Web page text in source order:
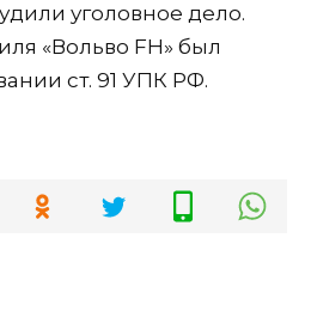
уголовное дело.
«Вольво FH» был
ст. 91 УПК РФ.